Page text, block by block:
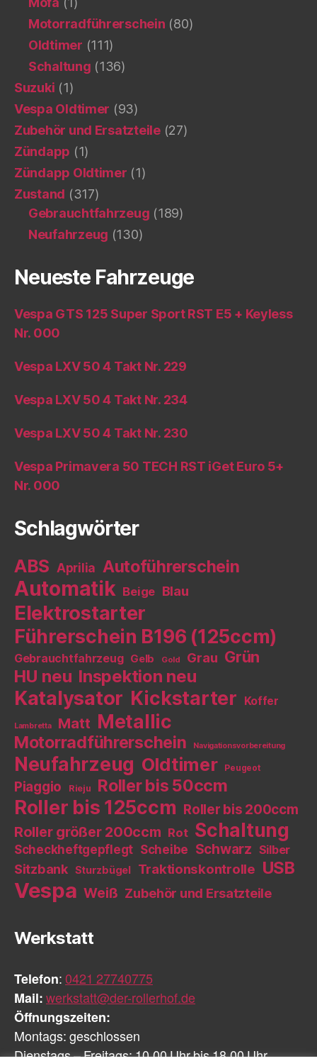
Motorradführerschein (80)
Oldtimer (111)
Schaltung (136)
Suzuki (1)
Vespa Oldtimer (93)
Zubehör und Ersatzteile(27)
Zündapp (1)
Zündapp Oldtimer (1)
Zustand (317)
Gebrauchtfahrzeug (189)
Neufahrzeug (130)
Neueste Fahrzeuge
Vespa GTS 125 Super Sport RST E5 + Keyless
Nr. 000
Vespa LXV 50 4 Takt Nr. 229
Vespa LXV 50 4 Takt Nr. 234
Vespa LXV 50 4 Takt Nr. 230
Vespa Primavera 50 TECH RST iGet Euro 5+
Nr. 000
Schlagwörter
ABS Aprilia Autoführerschein
Automatik Beige Blau
Elektrostarter
Führerschein B196 (125ccm)
Gebrauchtfahrzeug Gelb Gold Grau Grün
HU neu Inspektion neu
Katalysator Kickstarter Koffer
Lambretta Matt Metallic
Motorradführerschein Navigationsvorbereitung
Neufahrzeug Oldtimer Peugeot
Piaggio Rieju Roller bis 50ccm
Roller bis 125ccm Roller bis 200ccm
Roller größer 200ccm Rot Schaltung
Scheckheftgepflegt Scheibe Schwarz Silber
Sitzbank Sturzbügel Traktionskontrolle USB
Vespa Weiß Zubehör und Ersatzteile
Werkstatt
Telefon: 0421 27740775
Mail: werkstatt@der-rollerhof.de
Öffnungszeiten:
Montags: geschlossen
Dienstags – Freitags: 10.00 Uhr bis 18.00 Uhr